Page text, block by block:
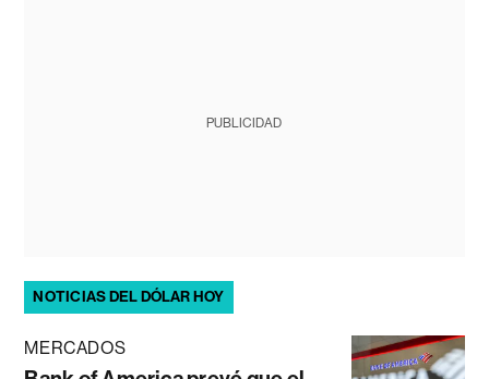
PUBLICIDAD
NOTICIAS DEL DÓLAR HOY
MERCADOS